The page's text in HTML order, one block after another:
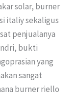
solar, burner
italiy sekaligus
penjualanya
bukti
yang
sangat
burner riello